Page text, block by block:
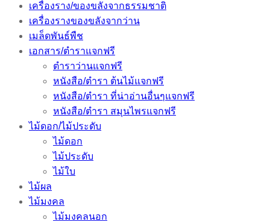
เครื่องราง/ของขลังจากธรรมชาติ
เครื่องรางของขลังจากว่าน
เมล็ดพันธ์พืช
เอกสาร/ตำราแจกฟรี
ตำราว่านแจกฟรี
หนังสือ/ตำรา ต้นไม้แจกฟรี
หนังสือ/ตำรา ที่น่าอ่านอื่นๆแจกฟรี
หนังสือ/ตำรา สมุนไพรแจกฟรี
ไม้ดอก/ไม้ประดับ
ไม้ดอก
ไม้ประดับ
ไม้ใบ
ไม้ผล
ไม้มงคล
ไม้มงคลนอก